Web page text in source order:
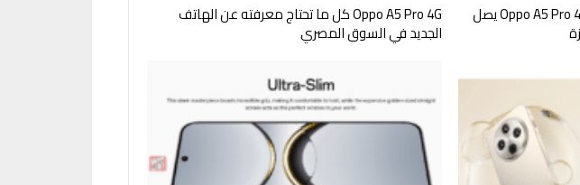
أوبو تكشف عن هاتفها الجديد Oppo A5 Pro 4G يصل Oppo A5 Pro 4G كل ما تحتاج معرفته عن الهاتف
الجديد في السوق المصري